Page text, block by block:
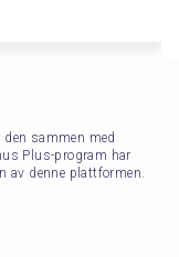
sammen med
Plus-program har
av denne plattformen.